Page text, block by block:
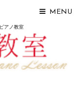
MENU
アノ教室